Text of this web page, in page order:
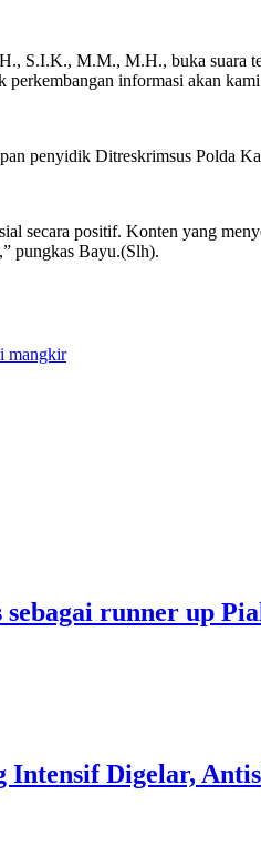
S.I.K., M.M., M.H., buka suara
informasi akan
penyidik Ditreskrimsus Polda
secara positif. Konten yang
pungkas Bayu.(Slh).
mangkir
runner up
Digelar,